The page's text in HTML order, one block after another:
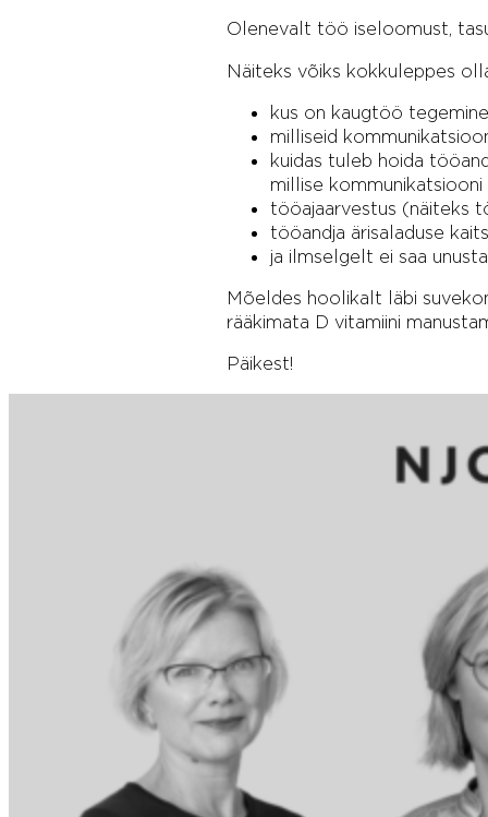
Olenevalt töö iseloomust,
Näiteks võiks kokkuleppes
kus on kaugtöö
milliseid
kuidas tuleb hoida
millise kommunikatsiooni
tööajaarvestus (näiteks
tööandja ärisaladuse
ja ilmselgelt ei saa
Mõeldes hoolikalt läbi
rääkimata D vitamiini
Päikest!